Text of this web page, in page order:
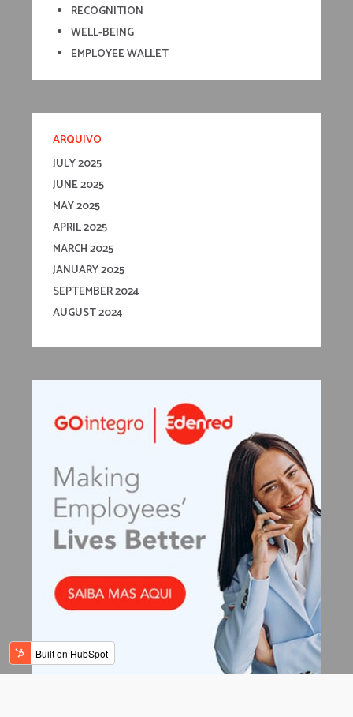
RECOGNITION
WELL-BEING
EMPLOYEE WALLET
ARQUIVO
JULY 2025
JUNE 2025
MAY 2025
APRIL 2025
MARCH 2025
JANUARY 2025
SEPTEMBER 2024
AUGUST 2024